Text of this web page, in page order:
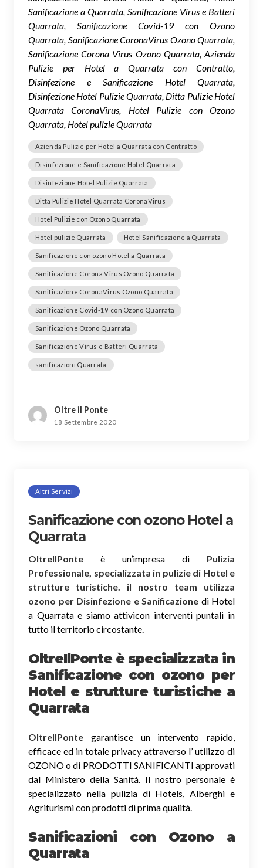
Sanificazione a Quarrata, Sanificazione Virus e Batteri
Quarrata, Sanificazione Covid-19 con Ozono
Quarrata, Sanificazione CoronaVirus Ozono Quarrata,
Sanificazione Corona Virus Ozono Quarrata, Azienda
Pulizie per Hotel a Quarrata con Contratto,
Disinfezione e Sanificazione Hotel Quarrata,
Disinfezione Hotel Pulizie Quarrata, Ditta Pulizie Hotel
Quarrata CoronaVirus, Hotel Pulizie con Ozono
Quarrata, Hotel pulizie Quarrata
Azienda Pulizie per Hotel a Quarrata con Contratto
Disinfezione e Sanificazione Hotel Quarrata
Disinfezione Hotel Pulizie Quarrata
Ditta Pulizie Hotel Quarrata CoronaVirus
Hotel Pulizie con Ozono Quarrata
Hotel pulizie Quarrata Hotel Sanificazione a Quarrata
Sanificazione con ozono Hotel a Quarrata
Sanificazione Corona Virus Ozono Quarrata
Sanificazione CoronaVirus Ozono Quarrata
Sanificazione Covid-19 con Ozono Quarrata
Sanificazione Ozono Quarrata
Sanificazione Virus e Batteri Quarrata
sanificazioni Quarrata
Oltre il Ponte
18 Settembre 2020
Altri Servizi
Sanificazione con ozono Hotel a
Quarrata
OltreIlPonte è un’impresa di Pulizia
Professionale, specializzata in pulizie di Hotel e
strutture turistiche. il nostro team utilizza
ozono per Disinfezione e Sanificazione di Hotel
a Quarrata e siamo attivicon interventi puntali in
tutto il territorio circostante.
OltreIlPonte è specializzata in
Sanificazione con ozono per
Hotel e strutture turistiche a
Quarrata
OltreIlPonte garantisce un intervento rapido,
efficace ed in totale privacy attraverso l’ utilizzo di
OZONO o di PRODOTTI SANIFICANTI approvati
dal Ministero della Sanità. Il nostro personale è
specializzato nella pulizia di Hotels, Alberghi e
Agriturismi con prodotti di prima qualità.
Sanificazioni con Ozono a
Quarrata